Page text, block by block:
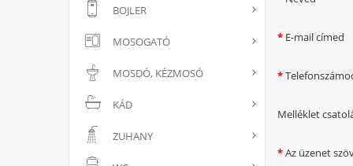
BOJLER
MOSOGATÓ
MOSDÓ, KÉZMOSÓ
KÁD
ZUHANY
E-mail címed
Melléklet
Az üzenet